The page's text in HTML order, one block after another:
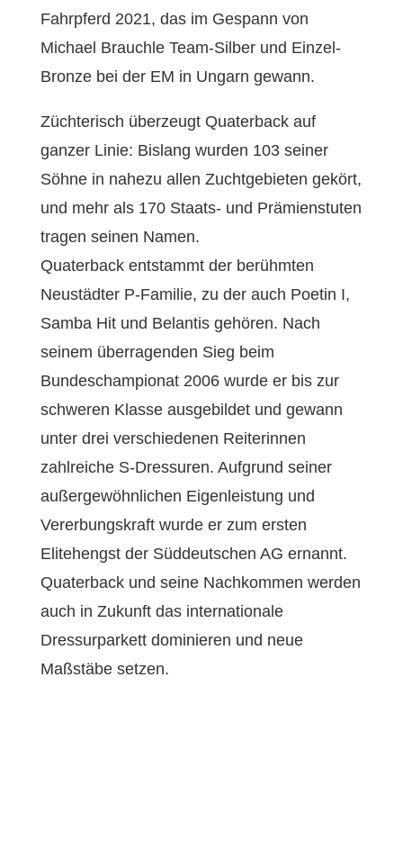
Fahrpferd 2021, das im Gespann von
Michael Brauchle Team-Silber und Einzel-
Bronze bei der EM in Ungarn gewann.
Züchterisch überzeugt Quaterback auf
ganzer Linie: Bislang wurden 103 seiner
Söhne in nahezu allen Zuchtgebieten gekört,
und mehr als 170 Staats- und Prämienstuten
tragen seinen Namen.
Quaterback entstammt der berühmten
Neustädter P-Familie, zu der auch Poetin I,
Samba Hit und Belantis gehören. Nach
seinem überragenden Sieg beim
Bundeschampionat 2006 wurde er bis zur
schweren Klasse ausgebildet und gewann
unter drei verschiedenen Reiterinnen
zahlreiche S-Dressuren. Aufgrund seiner
außergewöhnlichen Eigenleistung und
Vererbungskraft wurde er zum ersten
Elitehengst der Süddeutschen AG ernannt.
Quaterback und seine Nachkommen werden
auch in Zukunft das internationale
Dressurparkett dominieren und neue
Maßstäbe setzen.